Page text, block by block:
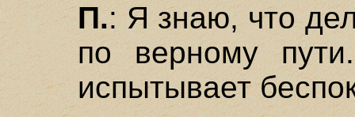
П.: Я знаю, что
по верному
испытывает